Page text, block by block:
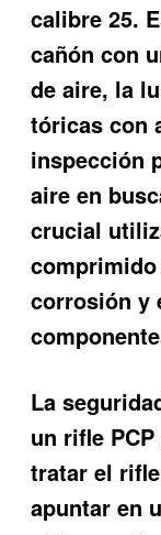
calibre 25.
cañón con
de aire, la
tóricas con
inspección
aire en
crucial
corrosión y
La
un rifle
tratar el
apuntar en